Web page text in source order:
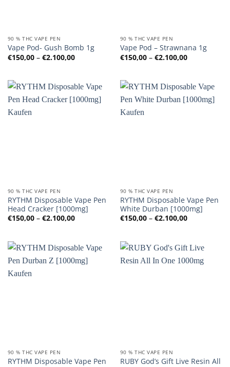
90 % THC VAPE PEN
Vape Pod- Gush Bomb 1g
€150,00 – €2.100,00Preisspanne:
€150,00
90 % THC VAPE PEN
Vape Pod – Strawnana 1g
€150,00 – €2.100,00
€150,00
90 % THC VAPE PEN
RYTHM Disposable Vape Pen
Head Cracker [1000mg]
€150,00 – €2.100,00Preisspanne:
90 % THC VAPE PEN
RYTHM Disposable Vape Pen
White Durban [1000mg]
€150,00 – €2.100,00
90 % THC VAPE PEN
RYTHM Disposable Vape Pen
90 % THC VAPE PEN
RUBY God’s Gift Live Resin All